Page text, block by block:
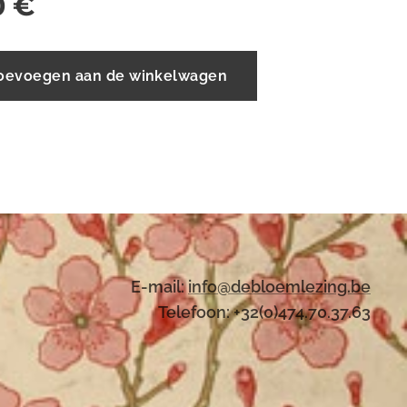
aan de winkelwagen
E-mail:info@debloemlezing.be
Telefoon: +32(0)474.70.37.63